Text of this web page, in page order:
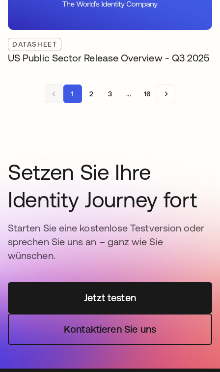
DATASHEET
US Public Sector Release Overview - Q3 2025
1 2 3 ... 16
Setzen Sie Ihre
Identity Journey fort
Starten Sie eine kostenlose Testversion oder
sprechen Sie uns an – ganz wie Sie
wünschen.
Jetzt testen
Kontaktieren Sie uns